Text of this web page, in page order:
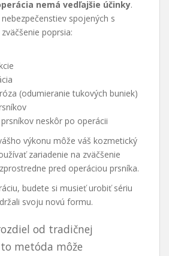
nemá vedľajšie účinky.
spojených s
poprsia:
(odumieranie tukových buniek)
neskôr po operácii
výkonu môže váš kozmetický
zariadenie na zväčšenie
pred operáciou prsníka.
budete si musieť urobiť sériu
svoju novú formu.
od tradičnej
metóda môže